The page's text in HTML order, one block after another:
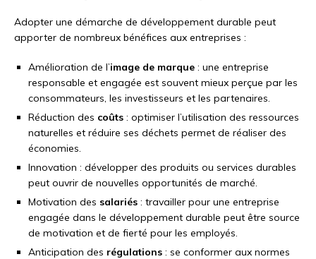
Adopter une démarche de développement durable peut
apporter de nombreux bénéfices aux entreprises :
Amélioration de l’image de marque : une entreprise
responsable et engagée est souvent mieux perçue par les
consommateurs, les investisseurs et les partenaires.
Réduction des coûts : optimiser l’utilisation des ressources
naturelles et réduire ses déchets permet de réaliser des
économies.
Innovation : développer des produits ou services durables
peut ouvrir de nouvelles opportunités de marché.
Motivation des salariés : travailler pour une entreprise
engagée dans le développement durable peut être source
de motivation et de fierté pour les employés.
Anticipation des régulations : se conformer aux normes